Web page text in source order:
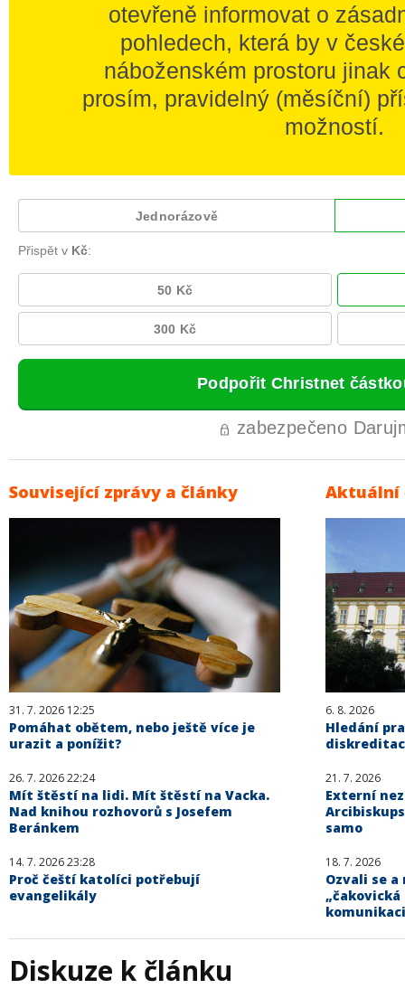
Související zprávy a články
31. 7. 2026 12:25
Pomáhat obětem, nebo ještě více je
urazit a ponížit?
26. 7. 2026 22:24
Mít štěstí na lidi. Mít štěstí na Vacka.
Nad knihou rozhovorů s Josefem
Beránkem
14. 7. 2026 23:28
Proč čeští katolíci potřebují
evangelikály
Aktuální
6. 8. 2026
Hledání
21. 7. 2026
Externí
samo
18. 7. 2026
Ozvali se a
Diskuze k článku